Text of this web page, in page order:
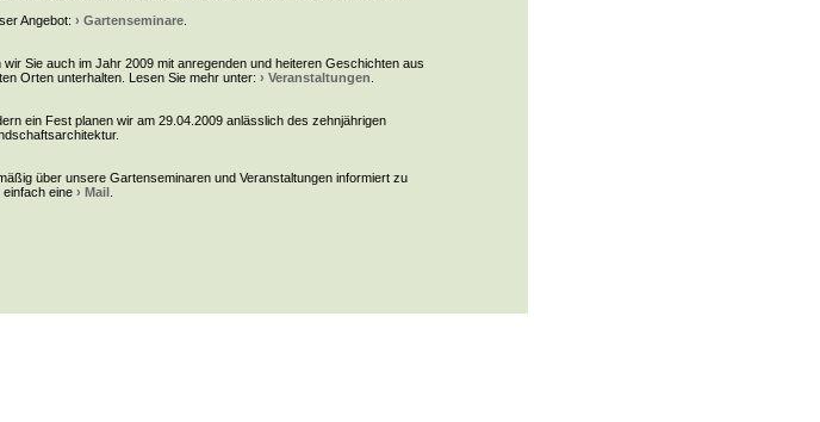
Angebot: › Gartenseminare.
Sie auch im Jahr 2009 mit anregenden und heiteren Geschichten aus
Orten unterhalten. Lesen Sie mehr unter: › Veranstaltungen
ein Fest planen wir am 29.04.2009 anlässlich des zehnjährigen
über unsere Gartenseminaren und Veranstaltungen informiert zu
eine › Mail.